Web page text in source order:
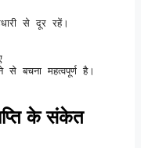
से दूर रहें।
बचना महत्वपूर्ण है।
के संकेत